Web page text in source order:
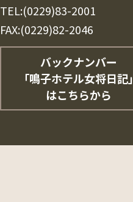
TEL:(0229)83-2001
FAX:(0229)82-2046
バックナンバー
「鳴子ホテル女将日記」
はこちらから